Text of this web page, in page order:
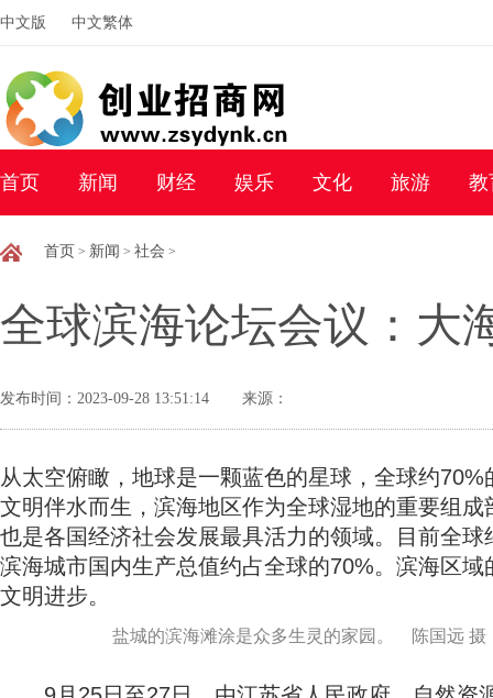
中文版 中文繁体
首页 新闻 财经 娱乐 文化 旅游 教
首页 > 新闻 > 社会 >
全球滨海论坛会议：大
发布时间：2023-09-28 13:51:14 来源：
从太空俯瞰，地球是一颗蓝色的星球，全球约
文明伴水而生，滨海地区作为全球湿地的重要组
也是各国经济社会发展最具活力的领域。目前全
滨海城市国内生产总值约占全球的70%。滨海区
文明进步。
盐城的滨海滩涂是众多生灵的家园。 陈国远 摄